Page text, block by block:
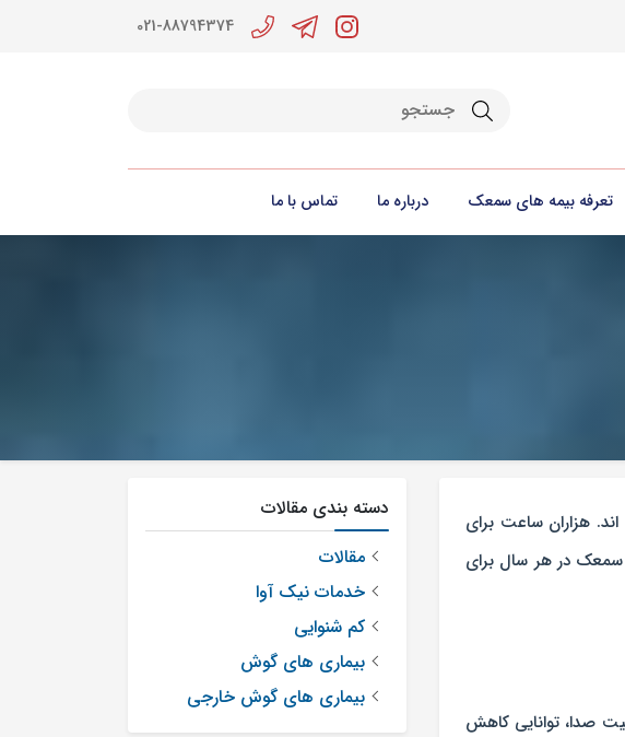
021-88794374
جستجو
تعرفه بیمه های سمعک درباره ما تماس با ما
هزاران ساعت برای
در هر سال برای
صدا، توانایی کاهش
دسته بندی مقالات
مقالات
خدمات نیک آوا
کم شنوایی
بیماری های گوش
بیماری های گوش خارجی